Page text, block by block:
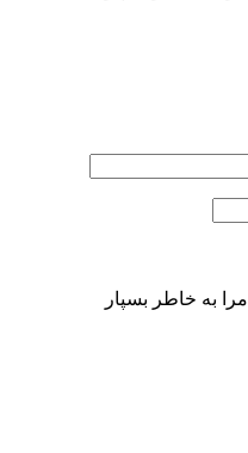
مرا به خاطر بسپار